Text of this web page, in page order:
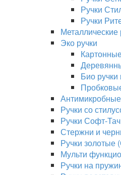
Ручки
Ручки
Металлические
Эко ручки
Био ручки
Ручки со
Ручки Софт-
Стержни и
Ручки золотые
Мульти
Ручки на